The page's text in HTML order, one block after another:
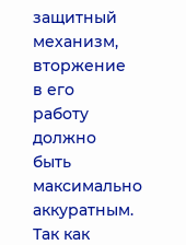
защитный
механизм,
вторжение
в его
работу
должно
быть
максимально
аккуратным.
Так как